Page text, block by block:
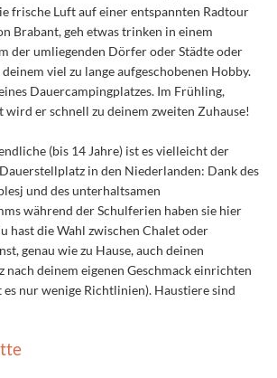
frische Luft auf einer entspannten Radtour
Brabant, geh etwas trinken in einem
der umliegenden Dörfer oder Städte oder
viel zu lange aufgeschobenen Hobby.
Dauercampingplatzes. Im Frühling,
wird er schnell zu deinem zweiten Zuhause!
(bis 14 Jahre) ist es vielleicht der
in den Niederlanden: Dank des
und des unterhaltsamen
während der Schulferien haben sie hier
hast die Wahl zwischen Chalet oder
genau wie zu Hause, auch deinen
nach deinem eigenen Geschmack einrichten
nur wenige Richtlinien). Haustiere sind